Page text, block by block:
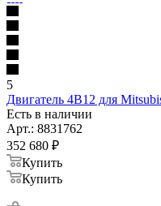
5
Двигатель 4B12 для
Есть в наличии
Арт.: 8831762
352 680 ₽
Купить
Купить